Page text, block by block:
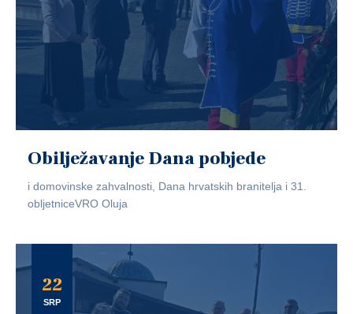
Obilježavanje Dana pobjede
i domovinske zahvalnosti, Dana hrvatskih branitelja i 31.
obljetniceVRO Oluja
22
SRP